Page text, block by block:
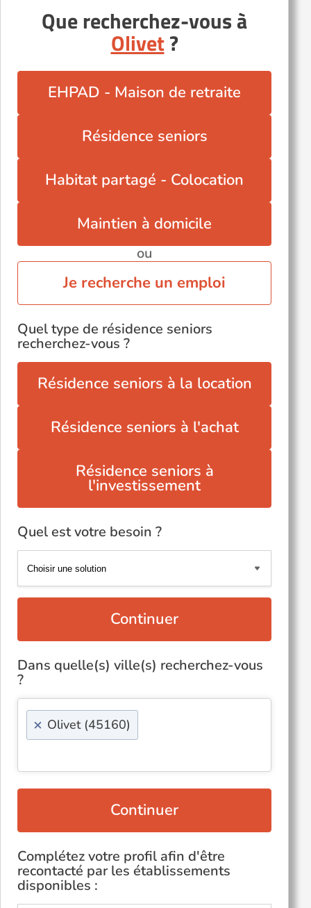
Châlette-sur-Loing (45120)
Courtenay (45320)
Meung-sur-Loire (45130)
Montargis (45200)
Saint-Pryvé-Saint-Mesmin (45750)
Vitry-aux-Loges (45530)
Que recherchez-vous à
Olivet?
EHPAD - Maison de retraite
Résidence seniors
Habitat partagé - Colocation
Maintien à domicile
ou
Je recherche un emploi
Quel type de résidence seniors
recherchez-vous ?
Résidence seniors à la location
Résidence seniors à l'achat
Résidence seniors à
l'investissement
Quel est votre besoin ?
Continuer
Dans quelle(s) ville(s) recherchez-vous
?
× Olivet (45160)
Continuer
Complétez votre profil afin d'être
recontacté par les établissements
disponibles :